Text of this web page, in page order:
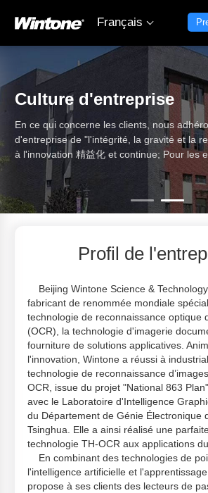
Français
Culture d'entreprise
En ce qui concerne les clients, nous
d'entreprise de "l'intégrité, la gravité et la
à l'innovation 精益化 et continue; Pour les
nous créons une atmosphère d'entreprise
sur l'apprentissage" et bâtissons une
d'apprentissage stable; En ce qui concerne
nous adhérons aux exigences de contrôle
Profil de
Beijing Wintone Science &
fabricant de renommée mondiale
technologie de reconnaissance optique
(OCR), la technologie d'imagerie
fourniture de solutions applicatives.
l'innovation, Wintone a réussi à
technologie de reconnaissance
OCR, issue du projet "National 863
avec le Laboratoire d'Intelligence
du Département de Génie Électronique
Tsinghua. Elle a ainsi réalisé une
technologie TH-OCR aux applications
En combinant des technologies de
l'intelligence artificielle et
propose à ses clients des lecteurs de